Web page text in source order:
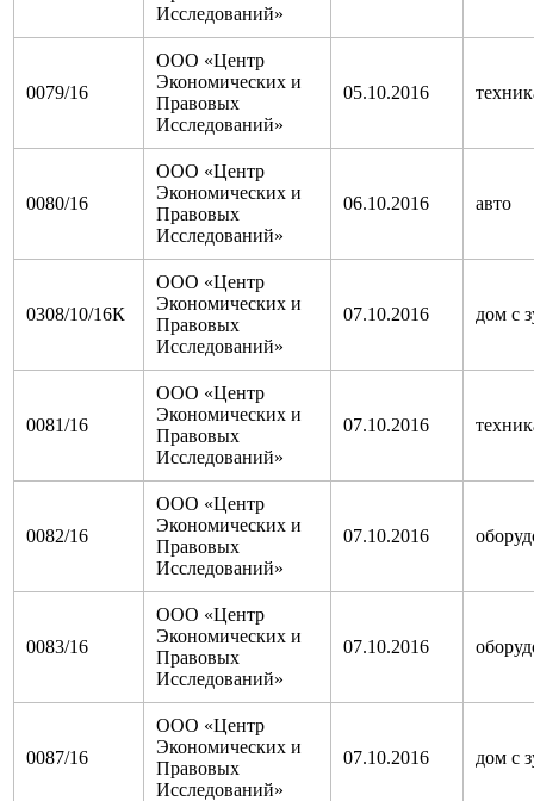
Исследований»
0079/16
ООО «Центр
Экономических и
Правовых
Исследований»
05.10.2016
0080/16
ООО «Центр
Экономических и
Правовых
Исследований»
06.10.2016 авто
0308/10/16К
ООО «Центр
Экономических и
Правовых
Исследований»
07.10.2016 дом с
0081/16
ООО «Центр
Экономических и
Правовых
Исследований»
07.10.2016
0082/16
ООО «Центр
Экономических и
Правовых
Исследований»
07.10.2016
0083/16
ООО «Центр
Экономических и
Правовых
Исследований»
07.10.2016
0087/16
ООО «Центр
Экономических и
Правовых
Исследований»
07.10.2016 дом с